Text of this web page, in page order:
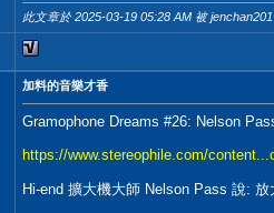
此文章於 2025-03-19 05:28 AM 被
加料的音樂才香
Gramophone Dreams #26: Nelson
https://www.stereophile.com/
Hi-end 擴大機大師 Nelson Pass 說: